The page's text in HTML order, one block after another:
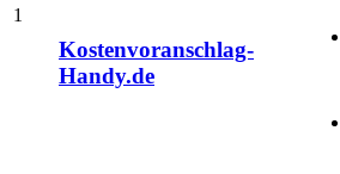
1
Kostenvoranschlag-
Handy.de